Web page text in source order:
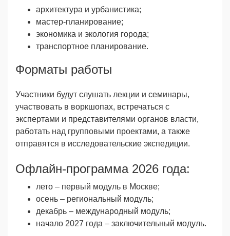
архитектура и урбанистика;
мастер-планирование;
экономика и экология города;
транспортное планирование.
Форматы работы
Участники будут слушать лекции и семинары,
участвовать в воркшопах, встречаться с
экспертами и представителями органов власти,
работать над групповыми проектами, а также
отправятся в исследовательские экспедиции.
Офлайн-программа 2026 года:
лето – первый модуль в Москве;
осень – региональный модуль;
декабрь – международный модуль;
начало 2027 года – заключительный модуль.